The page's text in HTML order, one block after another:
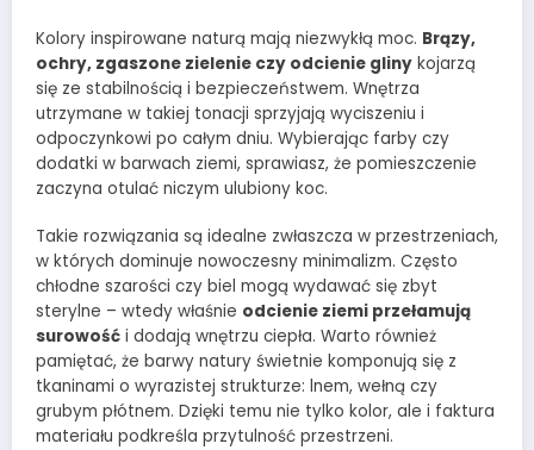
Kolory inspirowane naturą mają niezwykłą moc. Brązy,
ochry, zgaszone zielenie czy odcienie gliny kojarzą
się ze stabilnością i bezpieczeństwem. Wnętrza
utrzymane w takiej tonacji sprzyjają wyciszeniu i
odpoczynkowi po całym dniu. Wybierając farby czy
dodatki w barwach ziemi, sprawiasz, że pomieszczenie
zaczyna otulać niczym ulubiony koc.
Takie rozwiązania są idealne zwłaszcza w przestrzeniach,
w których dominuje nowoczesny minimalizm. Często
chłodne szarości czy biel mogą wydawać się zbyt
sterylne – wtedy właśnie odcienie ziemi przełamują
surowość i dodają wnętrzu ciepła. Warto również
pamiętać, że barwy natury świetnie komponują się z
tkaninami o wyrazistej strukturze: lnem, wełną czy
grubym płótnem. Dzięki temu nie tylko kolor, ale i faktura
materiału podkreśla przytulność przestrzeni.